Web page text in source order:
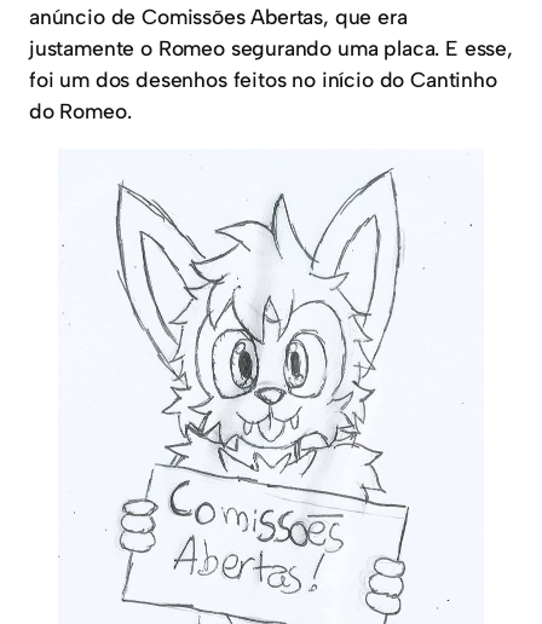
anúncio de Comissões Abertas, que era
justamente o Romeo segurando uma placa. E esse,
foi um dos desenhos feitos no início do Cantinho
do Romeo.